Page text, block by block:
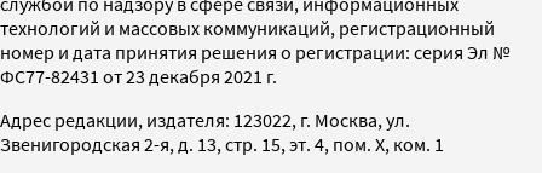
технологий и массовых коммуникаций, регистрационный
номер и дата принятия решения о регистрации: серия Эл №
ФС77-82431 от 23 декабря 2021 г.
Адрес редакции, издателя: 123022, г. Москва, ул.
Звенигородская 2-я, д. 13, стр. 15, эт. 4, пом. X, ком. 1